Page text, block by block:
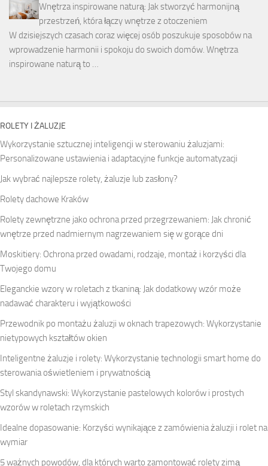
Wnętrza inspirowane naturą: Jak stworzyć harmonijną
przestrzeń, która łączy wnętrze z otoczeniem
W dzisiejszych czasach coraz więcej osób poszukuje sposobów na
wprowadzenie harmonii i spokoju do swoich domów. Wnętrza
inspirowane naturą to …
ROLETY I ŻALUZJE
Wykorzystanie sztucznej inteligencji w sterowaniu żaluzjami:
Personalizowane ustawienia i adaptacyjne funkcje automatyzacji
Jak wybrać najlepsze rolety, żaluzje lub zasłony?
Rolety dachowe Kraków
Rolety zewnętrzne jako ochrona przed przegrzewaniem: Jak chronić
wnętrze przed nadmiernym nagrzewaniem się w gorące dni
Moskitiery: Ochrona przed owadami, rodzaje, montaż i korzyści dla
Twojego domu
Eleganckie wzory w roletach z tkaniną: Jak dodatkowy wzór może
nadawać charakteru i wyjątkowości
Przewodnik po montażu żaluzji w oknach trapezowych: Wykorzystanie
nietypowych kształtów okien
Inteligentne żaluzje i rolety: Wykorzystanie technologii smart home do
sterowania oświetleniem i prywatnością
Styl skandynawski: Wykorzystanie pastelowych kolorów i prostych
wzorów w roletach rzymskich
Idealne dopasowanie: Korzyści wynikające z zamówienia żaluzji i rolet na
wymiar
5 ważnych powodów, dla których warto zamontować rolety zimą